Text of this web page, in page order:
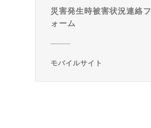
災害発生時被害状況連絡フ
ォーム
モバイルサイト